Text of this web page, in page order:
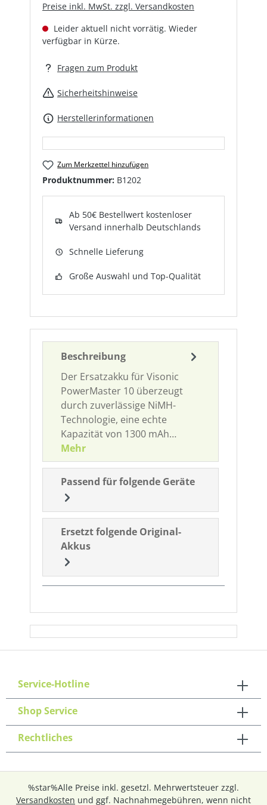
Preise inkl. MwSt. zzgl. Versandkosten
Leider aktuell nicht vorrätig. Wieder
verfügbar in Kürze.
Fragen zum Produkt
Sicherheitshinweise
Herstellerinformationen
Zum Merkzettel hinzufügen
Produktnummer: B1202
Ab 50€ Bestellwert kostenloser
Versand innerhalb Deutschlands
Schnelle Lieferung
Große Auswahl und Top-Qualität
Beschreibung
Der Ersatzakku für Visonic
PowerMaster 10 überzeugt
durch zuverlässige NiMH-
Technologie, eine echte
Kapazität von 1300 mAh…
Mehr
Passend für folgende Geräte
Ersetzt folgende Original-
Akkus
Service-Hotline
Shop Service
Rechtliches
%star%Alle Preise inkl. gesetzl. Mehrwertsteuer zzgl.
Versandkosten und ggf. Nachnahmegebühren, wenn nicht